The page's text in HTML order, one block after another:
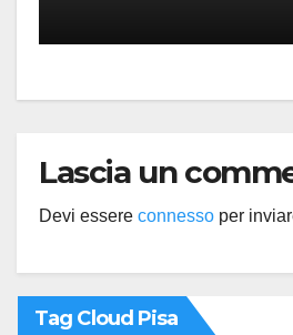
Lascia un
Devi essere connesso per
Tag Cloud Pisa